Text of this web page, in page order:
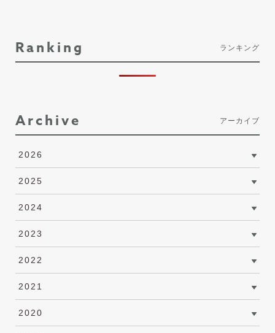
Ranking ランキング
Archive アーカイブ
2026
2025
2024
2023
2022
2021
2020